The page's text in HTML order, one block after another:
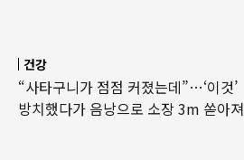
건강
“사타구니가 점점 커졌는데”…‘이것’
방치했다가 음낭으로 소장 3m 쏟아져